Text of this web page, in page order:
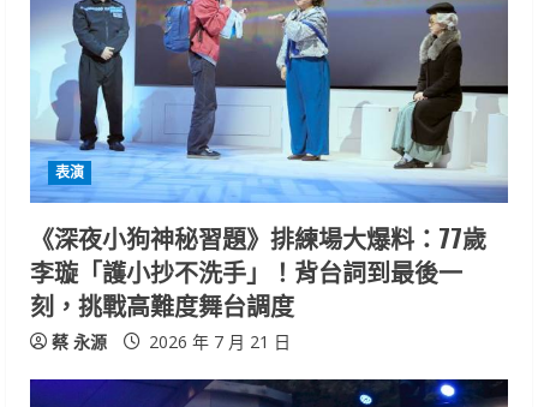
表演
《深夜小狗神秘習題》排練場大爆料：77歲
李璇「護小抄不洗手」！背台詞到最後一
刻，挑戰高難度舞台調度
蔡 永源 2026 年 7 月 21 日